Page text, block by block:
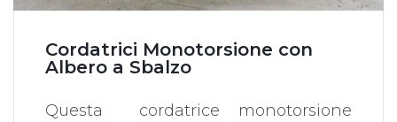
Cordatrici Monotorsione con
Albero a Sbalzo
Questa cordatrice monotorsione